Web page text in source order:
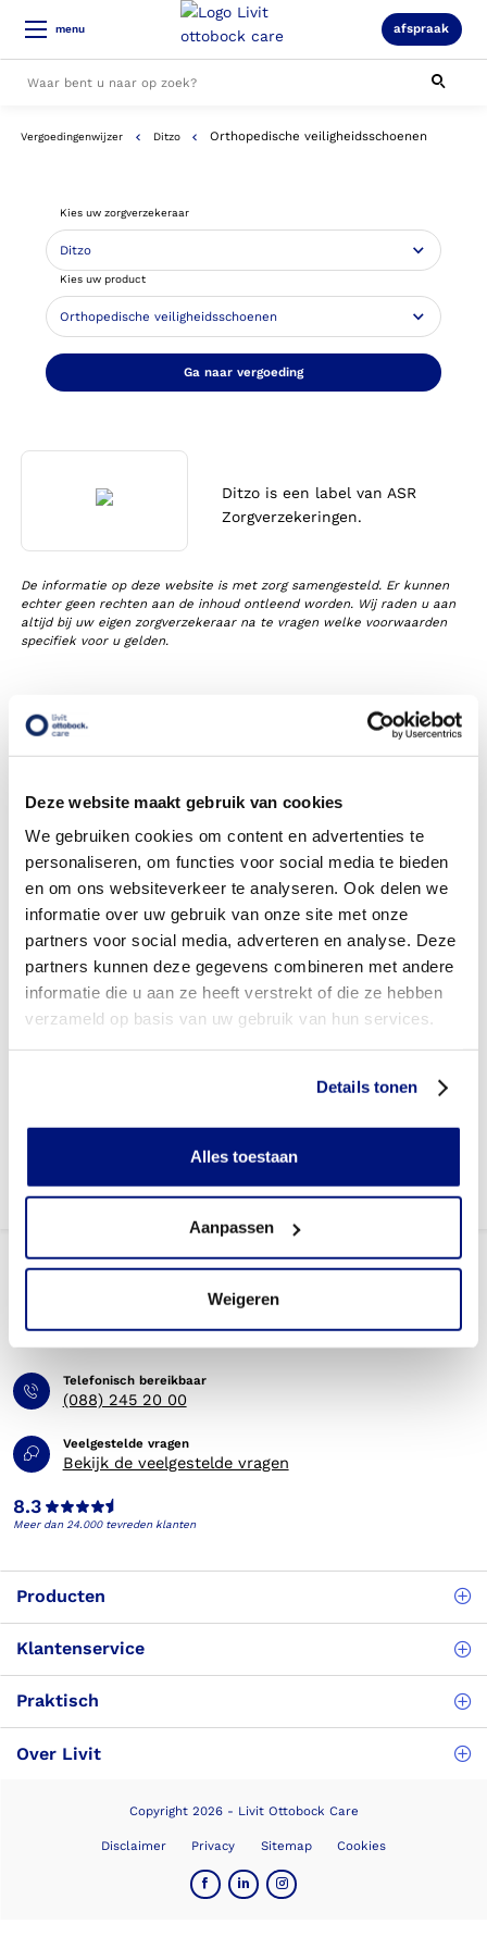
Deze website maakt gebruik van cookies
We gebruiken cookies om content en advertenties te
personaliseren, om functies voor social media te bieden
en om ons websiteverkeer te analyseren. Ook delen we
informatie over uw gebruik van onze site met onze
partners voor social media, adverteren en analyse. Deze
partners kunnen deze gegevens combineren met andere
informatie die u aan ze heeft verstrekt of die ze hebben
verzameld op basis van uw gebruik van hun services.
Details tonen
Alles toestaan
Aanpassen
Weigeren
menu afspraak
Alle resultaten
Vergoedingenwijzer Ditzo Orthopedische veiligheidsschoenen
Kies uw zorgverzekeraar
Kies uw product
Ga naar vergoeding
Ditzo is een label van ASR
Zorgverzekeringen.
De informatie op deze website is met zorg samengesteld. Er kunnen
echter geen rechten aan de inhoud ontleend worden. Wij raden u aan
altijd bij uw eigen zorgverzekeraar na te vragen welke voorwaarden
specifiek voor u gelden.
Vergoedingen van Ditzo bij
Orthopedische
veiligheidsschoenen
veiligheidsschoenen?
Moet ik een eigen bijdrage betalen voor orthopedische
veiligheidsschoenen?
Heb ik een verwijsbrief nodig?
voorschrijven?
Kom ik in aanmerking voor een extra paar schoenen
Telefonisch bereikbaar
(088) 245 20 00
Veelgestelde vragen
Bekijk de veelgestelde vragen
8.3
Meer dan 24.000 tevreden klanten
Producten
Klantenservice
Praktisch
Over Livit
Copyright 2026 - Livit Ottobock Care
Disclaimer Privacy Sitemap Cookies